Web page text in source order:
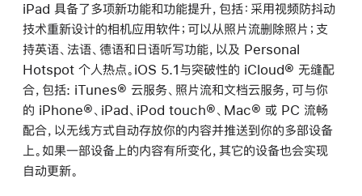
iPad 具备了多项新功能和功能提升，包括：采用视频防抖动
技术重新设计的相机应用软件；可以从照片流删除照片；支
持英语、法语、德语和日语听写功能，以及 Personal
Hotspot 个人热点。iOS 5.1与突破性的 iCloud® 无缝配
合，包括: iTunes® 云服务、照片流和文档云服务，可与你
的 iPhone®、iPad、iPod touch®、Mac® 或 PC 流畅
配合，以无线方式自动存放你的内容并推送到你的多部设备
上。如果一部设备上的内容有所变化，其它的设备也会实现
自动更新。